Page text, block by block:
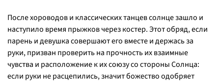
После хороводов и классических танцев солнце зашло и
наступило время прыжков через костер. Этот обряд, если
парень и девушка совершают его вместе и держась за
руки, призван проверить на прочность их взаимные
чувства и расположение к их союзу со стороны Солнца:
если руки не расцепились, значит божество одобряет